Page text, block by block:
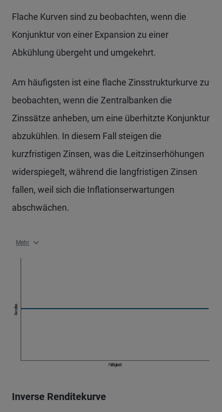
Flache Kurven sind zu beobachten, wenn die
Konjunktur von einer Expansion zu einer
Abkühlung übergeht und umgekehrt.
Am häufigsten ist eine flache Zinsstrukturkurve zu
beobachten, wenn die Zentralbanken die
Zinssätze anheben, um eine überhitzte Konjunktur
abzukühlen. In diesem Fall steigen die
kurzfristigen Zinsen, was die Leitzinserhöhungen
widerspiegelt, während die langfristigen Zinsen
fallen, weil sich die Inflationserwartungen
abschwächen.
Mehr
Inverse Renditekurve